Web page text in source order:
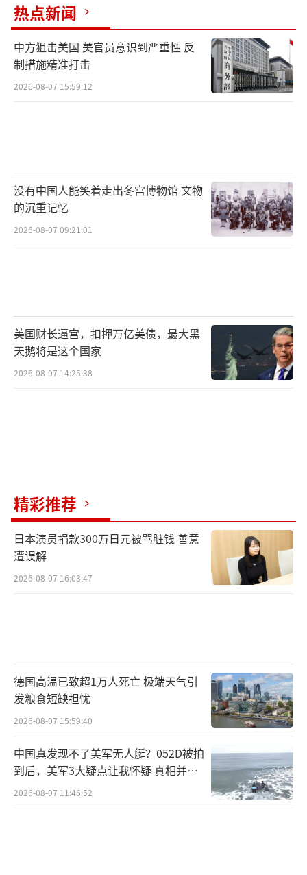
热点新闻
中方狙击美国 美官员意识到严重性 反
制措施精准打击
2026-08-07 15:59:12
没有中国人能笑着走出冬宫博物馆 文物
的沉重记忆
2026-08-07 09:21:01
美国财长逼宫，扣押万亿美债，最大黑
天鹅将是这个国家
2026-08-07 14:25:38
精彩推荐
日本演员捐款300万日元被骂脏钱 善意
遭误解
2026-08-07 16:03:47
德国高温已致超1万人死亡 极端天气引
发粮食短缺担忧
2026-08-07 15:59:40
中国真发现不了美军无人艇？052D被拍
到后，美军3大疑点让我怀疑 真相并非
如此
2026-08-07 11:46:52